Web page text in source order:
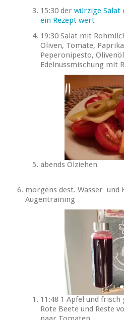
15:30 der würzige Salat
ein Rezept wert
19:30 Salat mit
Oliven, Tomate,
Peperonipesto,
Edelnussmischung mit
abends Ölziehen
morgens dest. Wasser und
Augentraining
11:48 1 Apfel und
Rote Beete und Reste